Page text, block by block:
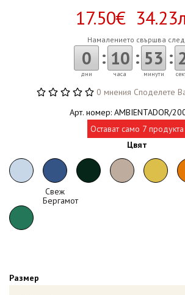
17.50€
Намалението свършва
0
дни
: 10
часа
: 53
минути
:
0 мнения Споделете
Арт. номер: AMBIENTADOR/
Остават само 7 продукта
Цвят
Свеж
Бергамот
Размер